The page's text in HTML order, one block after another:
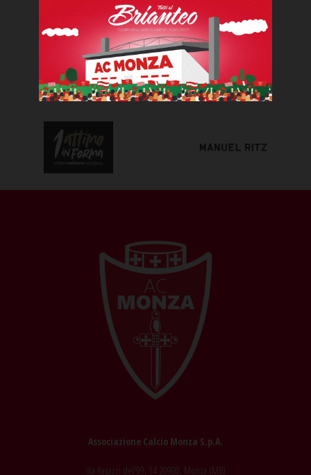
Associazione Calcio Monza S.p.A.
Via Ragazzi del'99, 14 20900, Monza (MB)